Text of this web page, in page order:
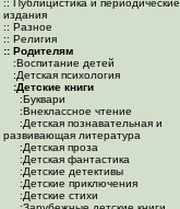
:: Публицистика и периодические
издания
:: Разное
:: Религия
:: Родителям
:Воспитание детей
:Детская психология
:Детские книги
:Буквари
:Внеклассное чтение
:Детская познавательная и
развивающая литература
:Детская проза
:Детская фантастика
:Детские детективы
:Детские приключения
:Детские стихи